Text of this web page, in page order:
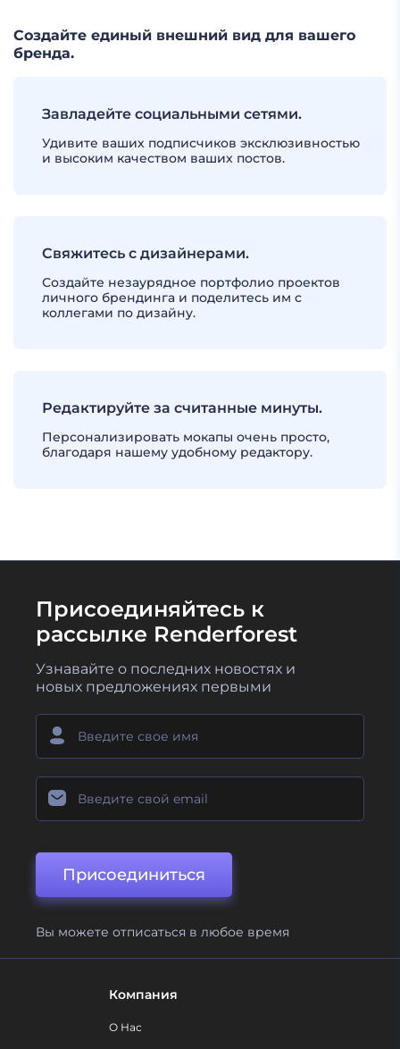
Создайте единый внешний вид для вашего
бренда.
Завладейте социальными сетями.
Удивите ваших подписчиков эксклюзивностью
и высоким качеством ваших постов.
Свяжитесь с дизайнерами.
Создайте незаурядное портфолио проектов
личного брендинга и поделитесь им с
коллегами по дизайну.
Редактируйте за считанные минуты.
Персонализировать мокапы очень просто,
благодаря нашему удобному редактору.
Присоединяйтесь к
рассылке Renderforest
Узнавайте о последних новостях и
новых предложениях первыми
Присоединиться
Вы можете отписаться в любое время
Компания
О Нас